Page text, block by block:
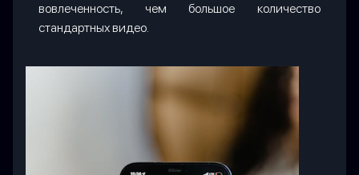
вовлеченность, чем большое количество
стандартных видео.